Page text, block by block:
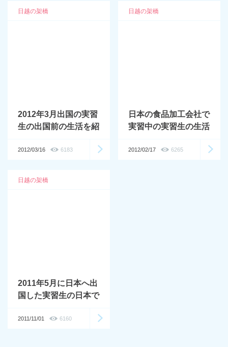
日越の架橋
2012年3月出国の実習
生の出国前の生活を紹
2012/03/16 6183
日越の架橋
日本の食品加工会社で
実習中の実習生の生活
2012/02/17 6265
日越の架橋
2011年5月に日本へ出
国した実習生の日本で
2011/11/01 6160